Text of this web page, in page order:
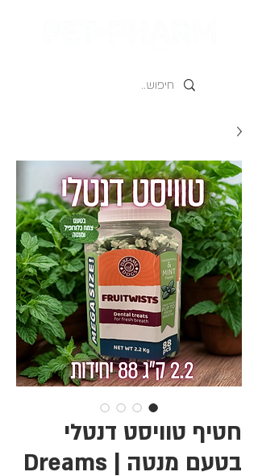
חטיף טוויסט דנטלי
בטעם מנטה | Dreams